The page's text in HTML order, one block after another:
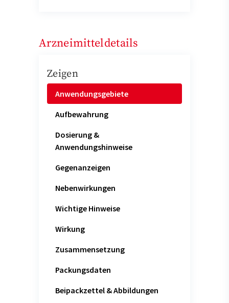
Arzneimitteldetails
Zeigen
Anwendungsgebiete
Aufbewahrung
Dosierung &
Anwendungshinweise
Gegenanzeigen
Nebenwirkungen
Wichtige Hinweise
Wirkung
Zusammensetzung
Packungsdaten
Beipackzettel & Abbildungen